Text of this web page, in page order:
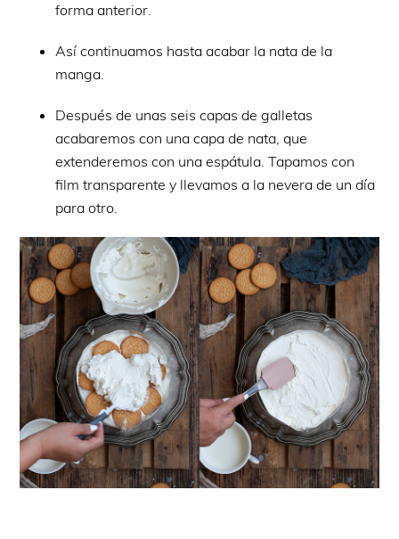
forma anterior.
Así continuamos hasta acabar la nata de la
manga.
Después de unas seis capas de galletas
acabaremos con una capa de nata, que
extenderemos con una espátula. Tapamos con
film transparente y llevamos a la nevera de un día
para otro.